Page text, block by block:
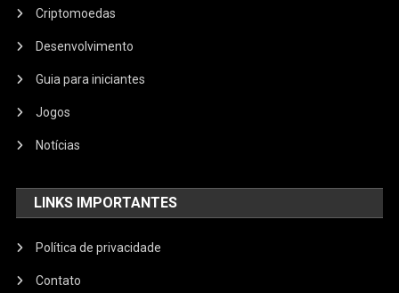
Criptomoedas
Desenvolvimento
Guia para iniciantes
Jogos
Notícias
LINKS IMPORTANTES
Política de privacidade
Contato